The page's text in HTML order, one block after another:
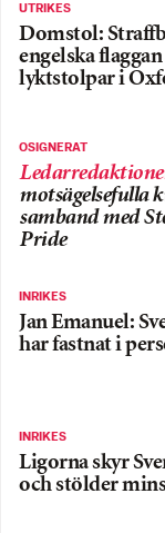
UTRIKES
Domstol:
engelska flaggan
lyktstolpar i
OSIGNERAT
motsägelsefulla
samband med
Pride
INRIKES
Jan Emanuel:
har fastnat i
INRIKES
Ligorna skyr
och stölder